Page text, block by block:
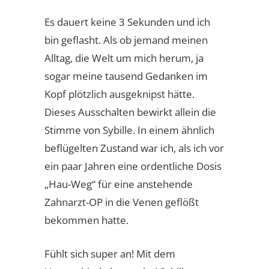
Es dauert keine 3 Sekunden und ich
bin geflasht. Als ob jemand meinen
Alltag, die Welt um mich herum, ja
sogar meine tausend Gedanken im
Kopf plötzlich ausgeknipst hätte.
Dieses Ausschalten bewirkt allein die
Stimme von Sybille. In einem ähnlich
beflügelten Zustand war ich, als ich vor
ein paar Jahren eine ordentliche Dosis
„Hau-Weg“ für eine anstehende
Zahnarzt-OP in die Venen geflößt
bekommen hatte.
Fühlt sich super an! Mit dem